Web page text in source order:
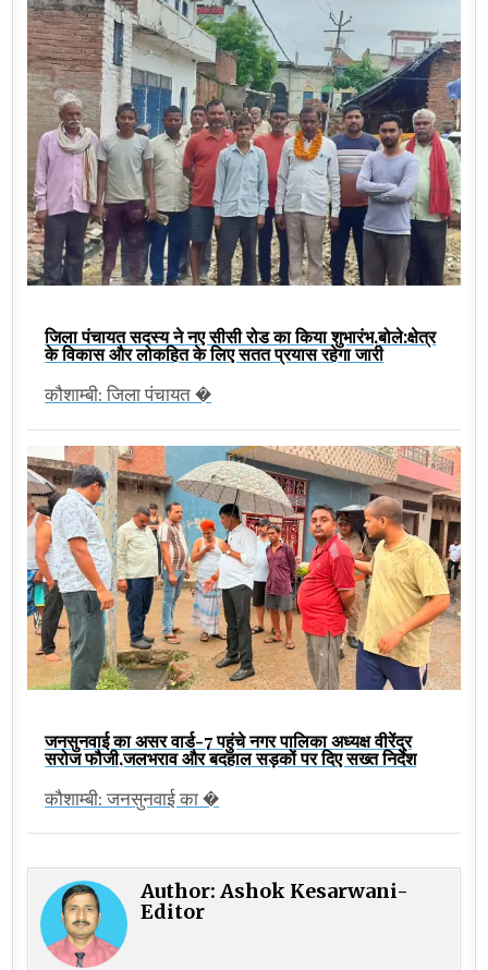
जिला पंचायत सदस्य ने नए सीसी रोड का किया शुभारंभ,बोले:क्षेत्र
के विकास और लोकहित के लिए सतत प्रयास रहेगा जारी
कौशाम्बी: जिला पंचायत �
जनसुनवाई का असर वार्ड-7 पहुंचे नगर पालिका अध्यक्ष वीरेंद्र
सरोज फौजी,जलभराव और बदहाल सड़कों पर दिए सख्त निर्देश
कौशाम्बी: जनसुनवाई का �
Author:Ashok Kesarwani-
Editor